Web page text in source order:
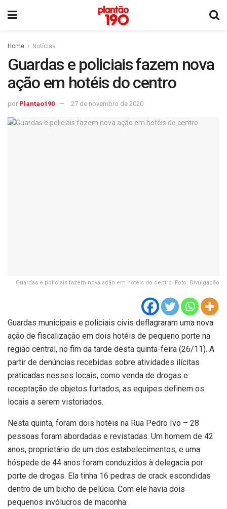
Home Notícias
Guardas e policiais fazem nova
ação em hotéis do centro
por Plantao190 27 de novembro de 2020
Guardas e policiais fazem nova ação em hotéis do centro. Foto: Divulgação
Guardas municipais e policiais civis deflagraram uma nova
ação de fiscalização em dois hotéis de pequeno porte na
região central, no fim da tarde desta quinta-feira (26/11). A
partir de denúncias recebidas sobre atividades ilícitas
praticadas nesses locais, como venda de drogas e
receptação de objetos furtados, as equipes definem os
locais a serem vistoriados.
Nesta quinta, foram dois hotéis na Rua Pedro Ivo – 28
pessoas foram abordadas e revistadas. Um homem de 42
anos, proprietário de um dos estabelecimentos, e uma
hóspede de 44 anos foram conduzidos à delegacia por
porte de drogas. Ela tinha 16 pedras de crack escondidas
dentro de um bicho de pelúcia. Com ele havia dois
pequenos invólucros de maconha.